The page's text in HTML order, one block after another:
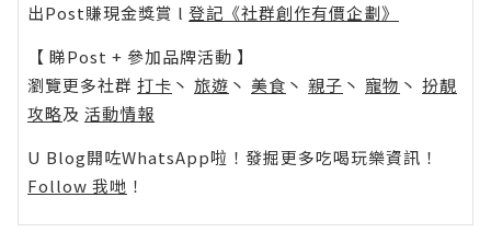
出Post賺現金獎賞 l 登記《社群創作有價企劃》
【 睇Post + 參加品牌活動 】
瀏覽更多社群 打卡 丶 旅遊 丶 美食 丶 親子 丶 寵物 丶 扮靚
攻略及 活動情報
U Blog開咗WhatsApp啦！發掘更多吃喝玩樂資訊！
Follow 我哋 ！